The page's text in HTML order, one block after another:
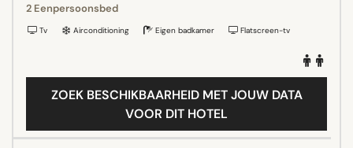
2 Eenpersoonsbed
Tv Airconditioning Eigen badkamer Flatscreen-tv
ZOEK BESCHIKBAARHEID MET JOUW DATA
VOOR DIT HOTEL